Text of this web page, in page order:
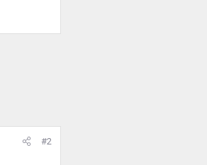
#2